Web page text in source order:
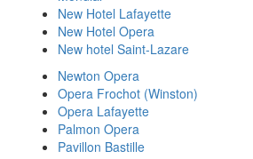
New Hotel Lafayette
New Hotel Opera
New hotel Saint-Lazare
Newton Opera
Opera Frochot (Winston)
Opera Lafayette
Palmon Opera
Pavillon Bastille